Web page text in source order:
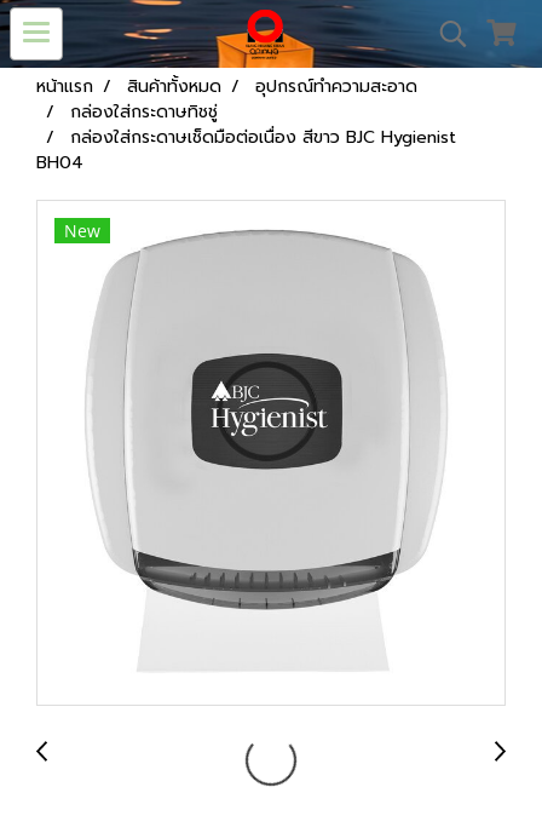
หน้าแรก สินค้าทั้งหมด
อุปกรณ์ทำความสะอาด
กล่องใส่กระดาษทิชชู่
กล่องใส่กระดาษเช็ดมือต่อเนื่อง สีขาว BJC Hygienist
BH04
New